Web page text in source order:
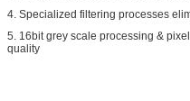
4. Specialized filtering processes
5. 16bit grey scale processing &
quality